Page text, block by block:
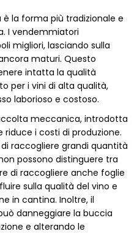
è la forma più tradizionale e
I vendemmiatori
migliori, lasciando sulla
maturi. Questo
intatta la qualità
per i vini di alta qualità,
laborioso e costoso.
meccanica, introdotta
riduce i costi di produzione.
raccogliere grandi quantità
possono distinguere tra
di raccogliere anche foglie
sulla qualità del vino e
in cantina. Inoltre, il
danneggiare la buccia
e alterando le